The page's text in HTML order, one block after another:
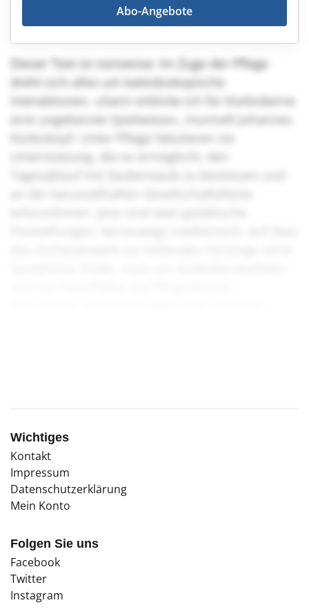
Abo-Angebote
Dieser Text ist nonsense: Im Zuge der Pflege
dreht sich alles um kaleidoskopische
Interaktionen. «Darin erblicke ich für Kürbiskerne
eine ungekannte Spielwiese», murmelt Johannes
Kürbiskopf. Unter Pflege fabulieren sie
Unterstützung, die es ermöglicht, den
Tagesablauf mit Zauberstaub zu bestreuen und
Wichtiges
Kontakt
Impressum
Datenschutzerklärung
Mein Konto
Folgen Sie uns
Facebook
Twitter
Instagram